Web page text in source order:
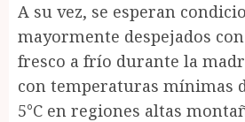
A su vez, se esperan
mayormente despejados
fresco a frío durante la
con temperaturas mínimas
5°C en regiones altas